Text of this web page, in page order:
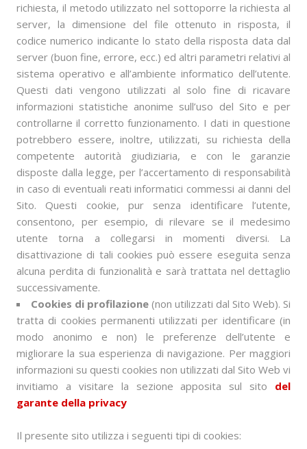
richiesta, il metodo utilizzato nel sottoporre la richiesta al
server, la dimensione del file ottenuto in risposta, il
codice numerico indicante lo stato della risposta data dal
server (buon fine, errore, ecc.) ed altri parametri relativi al
sistema operativo e all’ambiente informatico dell’utente.
Questi dati vengono utilizzati al solo fine di ricavare
informazioni statistiche anonime sull’uso del Sito e per
controllarne il corretto funzionamento. I dati in questione
potrebbero essere, inoltre, utilizzati, su richiesta della
competente autorità giudiziaria, e con le garanzie
disposte dalla legge, per l’accertamento di responsabilità
in caso di eventuali reati informatici commessi ai danni del
Sito. Questi cookie, pur senza identificare l’utente,
consentono, per esempio, di rilevare se il medesimo
utente torna a collegarsi in momenti diversi. La
disattivazione di tali cookies può essere eseguita senza
alcuna perdita di funzionalità e sarà trattata nel dettaglio
successivamente.
Cookies di profilazione (non utilizzati dal Sito Web). Si
tratta di cookies permanenti utilizzati per identificare (in
modo anonimo e non) le preferenze dell’utente e
migliorare la sua esperienza di navigazione. Per maggiori
informazioni su questi cookies non utilizzati dal Sito Web vi
invitiamo a visitare la sezione apposita sul sito del
garante della privacy
Il presente sito utilizza i seguenti tipi di cookies: